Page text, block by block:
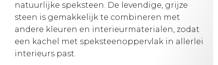
natuurlijke speksteen. De levendige, grijze
steen is gemakkelijk te combineren met
andere kleuren en interieurmaterialen, zodat
een kachel met speksteenoppervlak in allerlei
interieurs past.